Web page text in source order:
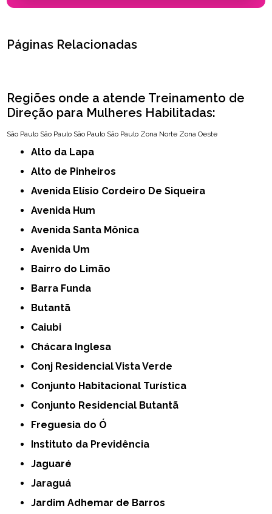
Páginas Relacionadas
Regiões onde a atende Treinamento de
Direção para Mulheres Habilitadas:
São Paulo São Paulo São Paulo São Paulo Zona Norte Zona Oeste
Alto da Lapa
Alto de Pinheiros
Avenida Elísio Cordeiro De Siqueira
Avenida Hum
Avenida Santa Mônica
Avenida Um
Bairro do Limão
Barra Funda
Butantã
Caiubi
Chácara Inglesa
Conj Residencial Vista Verde
Conjunto Habitacional Turística
Conjunto Residencial Butantã
Freguesia do Ó
Instituto da Previdência
Jaguaré
Jaraguá
Jardim Adhemar de Barros